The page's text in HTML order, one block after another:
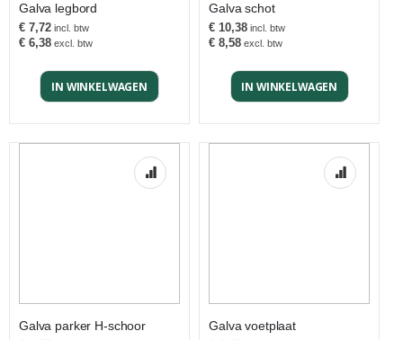
IN WINKELWAGEN
Galva legbord
€ 7,72
€ 6,38
IN WINKELWAGEN
Galva schot
€ 10,38
€ 8,58
Galva parker H-schoor Galva voetplaat